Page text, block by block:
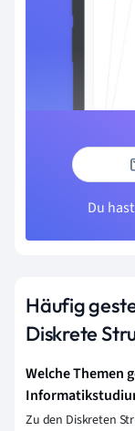
Du
Häufig
Diskrete
Welche Themen
Zu den Diskreten